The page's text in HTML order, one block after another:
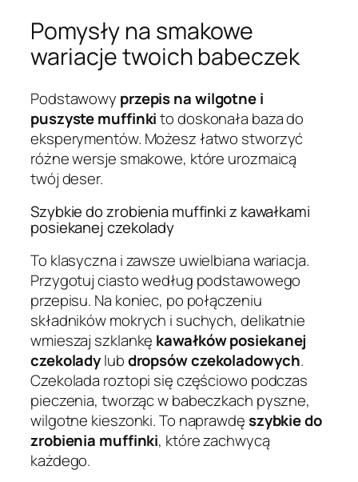
Pomysły na smakowe
wariacje twoich babeczek
Podstawowy przepis na wilgotne i
puszyste muffinkito doskonała baza do
eksperymentów. Możesz łatwo stworzyć
różne wersje smakowe, które urozmaicą
twój deser.
Szybkie do zrobienia muffinki z kawałkami
posiekanej czekolady
To klasyczna i zawsze uwielbiana wariacja.
Przygotuj ciasto według podstawowego
przepisu. Na koniec, po połączeniu
składników mokrych i suchych, delikatnie
wmieszaj szklankę kawałków posiekanej
czekoladylubdropsów czekoladowych.
Czekolada roztopi się częściowo podczas
pieczenia, tworząc w babeczkach pyszne,
wilgotne kieszonki. To naprawdęszybkie do
zrobienia muffinki, które zachwycą
każdego.